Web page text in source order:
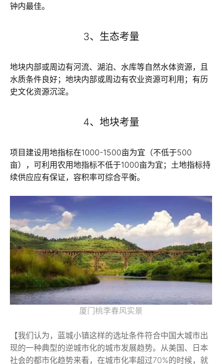
钟内最佳。
3、生态考量
地块内部或周边有河流、湖泊、水库等自然水体资源，且
水质条件良好；地块内部或周边有农业资源可利用；有历
史文化资源沉淀。
4、地块考量
项目建设用地指标在1000-1500亩为宜（不低于500
亩），可利用农用地指标不低于1000亩为宜；土地指标持
续供应应有保证，容积率可综合平衡。
厦门桃李春风实景
【我们认为，蓝城小镇这样的选址条件符合中国大城市出
现的一种典型的逆城市化的城市发展趋势。从美国、日本
社会的都市化趋势来看，在城市化率超过70%的时候，就